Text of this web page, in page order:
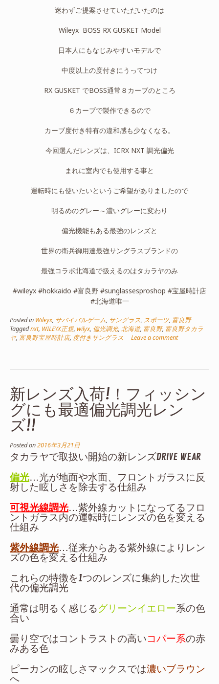
迷わずご提案させていただいたのは
Wileyx BOSS RX GUSKET Model
日本人にもなじみやすいモデルで
中度以上の度付きにうってつけ
RX GUSKET でBOSS通常８カーブのところ
６カーブで製作できるので
カーブ度付き特有の違和感も少なくなる。
今回選んだレンズは、ICRX NXT 調光偏光
まれに室内でも使用する事と
運転時にも使いたいというご希望がありましたので
明るめのグレー～濃いグレーに変わり
偏光機能もある最強のレンズと
世界の衛兵御用達最強サングラスブランドの
最強コラボ北海道で扱えるのはタカラヤのみ
#wileyx #hokkaido #富良野 #sunglassesproshop #宝屋時計店
#北海道唯一
Posted in Wileyx, サバイバルゲーム, サングラス, スポーツ, 富良野
Taggednxt, WILEYX正規, wilyx, 偏光調光, 北海道, 富良野, 富良野タカラ
ヤ, 富良野宝屋時計店, 度付きサングラス Leave a comment
新レンズ入荷!！フィッシン
グにも最適偏光調光レン
ズ!!
Posted on2016年3月21日
タカラヤで取扱い開始の新レンズDRIVE WEAR
偏光…光が地面や水面、フロントガラスに反
射した眩しさを除去する仕組み
可視光線調光…紫外線カットになってるフロ
ントガラス内の運転時にレンズの色を変える
仕組み
紫外線調光…従来からある紫外線によりレン
ズの色を変える仕組み
これらの特徴を1つのレンズに集約した次世
代の偏光調光
通常は明るく感じるグリーンイエロー系の色
合い
曇り空ではコントラストの高いコパー系の赤
みある色
ピーカンの眩しさマックスでは濃いブラウン
へ